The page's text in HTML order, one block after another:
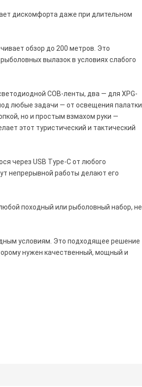
дискомфорта даже при длительном
обзор до 200 метров. Это
вылазок в условиях слабого
COB-ленты, два — для XPG-
любые задачи — от освещения палатки
но и простым взмахом руки —
этот туристический и тактический
через USB Type-C от любого
непрерывной работы делают его
походный или рыболовный набор, не
условиям. Это подходящее решение
нужен качественный, мощный и